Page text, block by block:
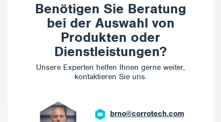
Benötigen Sie Beratung
bei der Auswahl von
Produkten oder
Dienstleistungen?
Unsere Experten helfen Ihnen gerne weiter,
kontaktieren Sie uns.
brno@corrotech.com